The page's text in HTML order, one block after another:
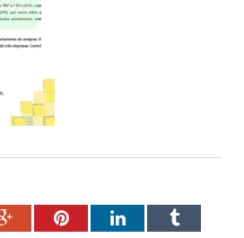
Google+PinterestLinkedInTumblr